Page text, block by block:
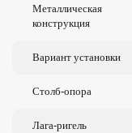
Металлическая
конструкция
Вариант установки
Столб-опора
Лага-ригель